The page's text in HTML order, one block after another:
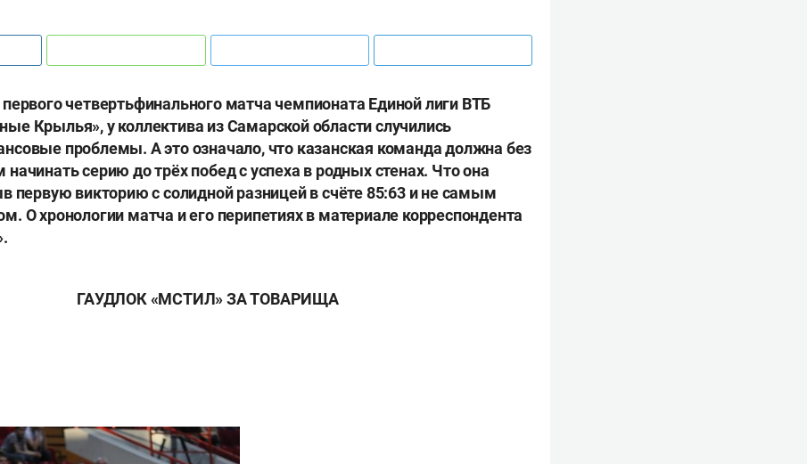
четвертьфинального матча чемпионата Единой лиги ВТБ
Крылья», у коллектива из Самарской области случились
проблемы. А это означало, что казанская команда должна без
серию до трёх побед с успеха в родных стенах. Что она
первую викторию с солидной разницей в счёте 85:63 и не самым
О хронологии матча и его перипетиях в материале корреспондента
ГАУДЛОК «МСТИЛ» ЗА ТОВАРИЩА